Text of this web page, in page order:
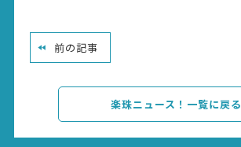
前の記事
楽珠ニュース！一覧に戻る